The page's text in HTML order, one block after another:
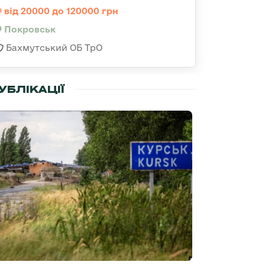
від 20000 до 120000 грн
Покровськ
Бахмутський ОБ ТрО